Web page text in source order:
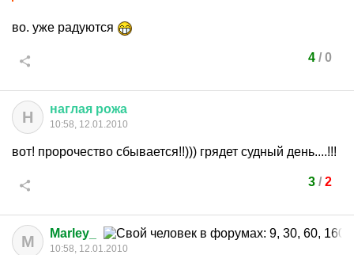
во. уже радуются
4/ 0
Н наглая рожа
10:58, 12.01.2010
вот! пророчество сбывается!!))) грядет судный день....!!!
3/ 2
M Marley_
10:58, 12.01.2010